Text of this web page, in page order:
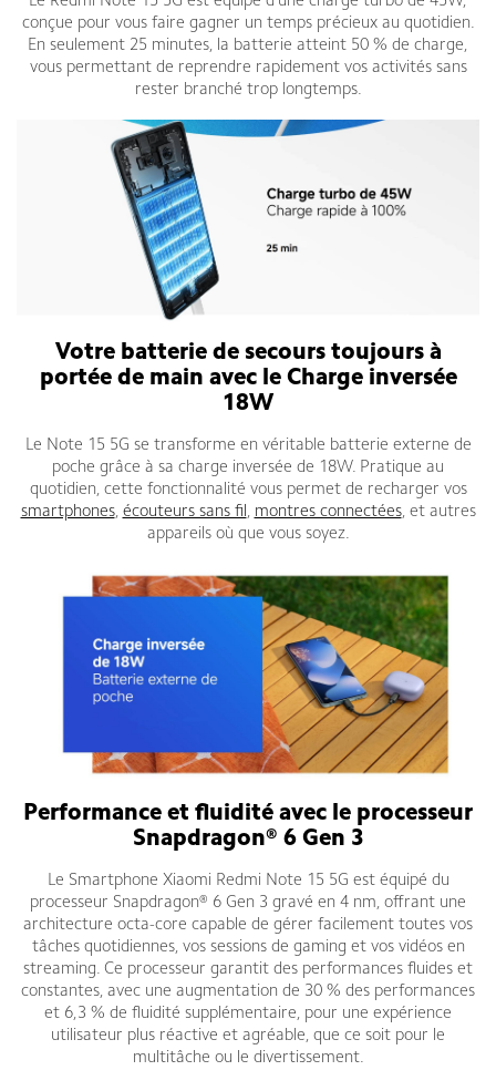
conçue pour vous faire gagner un temps précieux au quotidien.
En seulement 25 minutes, la batterie atteint 50 % de charge,
vous permettant de reprendre rapidement vos activités sans
rester branché trop longtemps.
Votre batterie de secours toujours à
portée de main avec le Charge inversée
18W
Le Note 15 5G se transforme en véritable batterie externe de
poche grâce à sa charge inversée de 18W. Pratique au
quotidien, cette fonctionnalité vous permet de recharger vos
smartphones, écouteurs sans fil, montres connectées, et autres
appareils où que vous soyez.
Performance et fluidité avec le processeur
Snapdragon® 6 Gen 3
Le Smartphone Xiaomi Redmi Note 15 5G est équipé du
processeur Snapdragon® 6 Gen 3 gravé en 4 nm, offrant une
architecture octa-core capable de gérer facilement toutes vos
tâches quotidiennes, vos sessions de gaming et vos vidéos en
streaming. Ce processeur garantit des performances fluides et
constantes, avec une augmentation de 30 % des performances
et 6,3 % de fluidité supplémentaire, pour une expérience
utilisateur plus réactive et agréable, que ce soit pour le
multitâche ou le divertissement.